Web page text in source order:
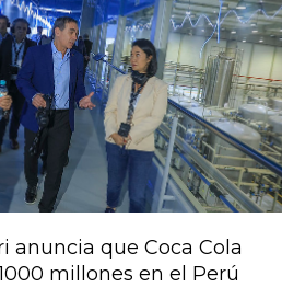
anuncia que Coca Cola
millones en el Perú